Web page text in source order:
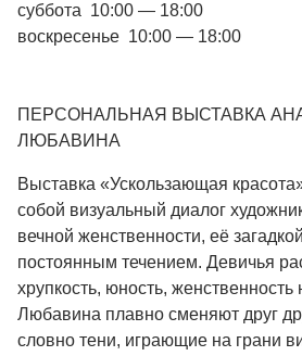
суббота 10:00 — 18:00
воскресенье 10:00 — 18:00
ПЕРСОНАЛЬНАЯ ВЫСТАВКА
ЛЮБАВИНА
Выставка «Ускользающая
собой визуальный диалог
вечной женственности, её
постоянным течением. Девичья
хрупкость, юность, женственность
Любавина плавно сменяют друг
словно тени, играющие на грани